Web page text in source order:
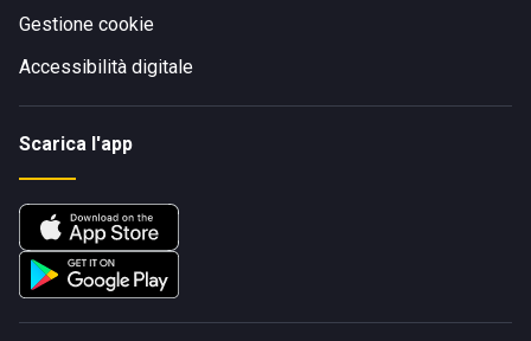
Gestione cookie
Accessibilità digitale
Scarica l'app